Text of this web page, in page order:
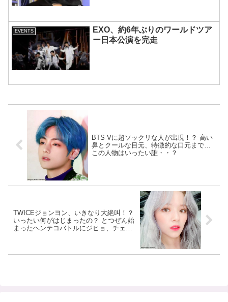
EVENTS
EXO、約6年ぶりのワールドツア
ー日本公演を完走
BTS Vに超ソックリな人が出現！？ 高い
鼻とクールな目元、特徴的な口元まで…
この人物はいったい誰・・？
TWICEジョンヨン、いきなり大絶叫！？
いったい何がはじまったの？ とつぜん始
まったヘンテコバトルにジヒョ、チェヨ